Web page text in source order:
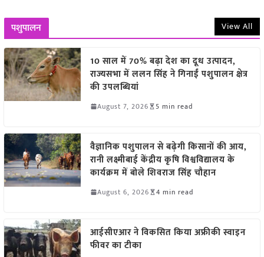
पशुपालन View All
10 साल में 70% बढ़ा देश का दूध उत्पादन,
राज्यसभा में ललन सिंह ने गिनाईं पशुपालन क्षेत्र
की उपलब्धियां
August 7, 2026 5 min read
वैज्ञानिक पशुपालन से बढ़ेगी किसानों की आय,
रानी लक्ष्मीबाई केंद्रीय कृषि विश्वविद्यालय के
कार्यक्रम में बोले शिवराज सिंह चौहान
August 6, 2026 4 min read
आईसीएआर ने विकसित किया अफ्रीकी स्वाइन
फीवर का टीका